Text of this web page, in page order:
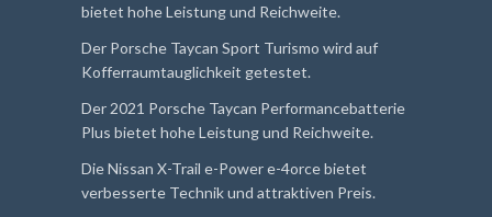
bietet hohe Leistung und Reichweite.
Der Porsche Taycan Sport Turismo wird auf
Kofferraumtauglichkeit getestet.
Der 2021 Porsche Taycan Performancebatterie
Plus bietet hohe Leistung und Reichweite.
Die Nissan X-Trail e-Power e-4orce bietet
verbesserte Technik und attraktiven Preis.